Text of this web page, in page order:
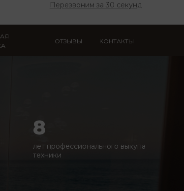
Перезвоним за 30 секунд
ОТЗЫВЫ КОНТАКТЫ
8
лет профессионального выкупа
техники